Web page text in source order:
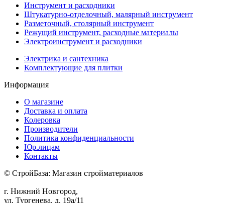
Инструмент и расходники
Штукатурно-отделочный, малярный инструмент
Разметочный, столярный инструмент
Режущий инструмент, расходные материалы
Электроинструмент и расходники
Электрика и сантехника
Комплектующие для плитки
Информация
О магазине
Доставка и оплата
Колеровка
Производители
Политика конфиденциальности
Юр.лицам
Контакты
© СтройБаза: Магазин стройматериалов
г. Нижний Новгород,
ул. Тургенева, д. 19а/11